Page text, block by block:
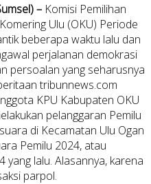
– Komisi Pemilihan
Ulu (OKU) Periode
beberapa waktu lalu dan
perjalanan demokrasi
persoalan yang seharusnya
tribunnews.com
KPU Kabupaten OKU
pelanggaran Pemilu
di Kecamatan Ulu Ogan
Pemilu 2024, atau
lalu. Alasannya, karena
parpol.